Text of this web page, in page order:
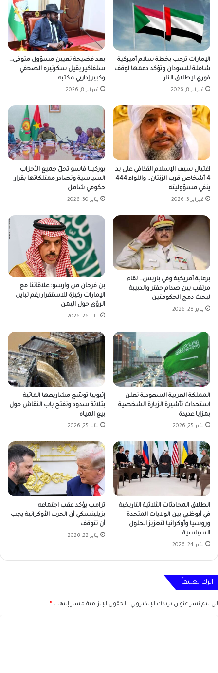
الإمارات ترحب بخطة سلام أميركية
شاملة للسودان وتؤكد دعمها لوقف
فوري لإطلاق النار
فبراير 8, 2026
بعد فضيحة تعيين مسؤول متوفى…
سلفاكير يقيل سكرتيره الصحفي
وكبير إداريي مكتبه
فبراير 8, 2026
اغتيال سيف الإسلام القذافي على يد
4 أشخاص قرب الزنتان.. واللواء 444
ينفي مسؤوليته
فبراير 3, 2026
بوركينا فاسو تحلّ جميع الأحزاب
السياسية وتصادر ممتلكاتها بقرار
حكومي شامل
يناير 30, 2026
برعاية أمريكية وفي باريس… لقاء
مرتقب بين صدام حفتر والدبيبة
لبحث دمج الحكومتين
يناير 28, 2026
بن فرحان من وارسو: علاقاتنا مع
الإمارات ركيزة للاستقرار رغم تباين
الرؤى حول اليمن
يناير 26, 2026
المملكة العربية السعودية تعلن
استحداث تأشيرة الزيارة الشخصية
بمزايا عديدة
يناير 25, 2026
إثيوبيا توسّع مشاريعها المائية
بثلاثة سدود وتفتح باب النقاش حول
بيع المياه
يناير 25, 2026
انطلاق المحادثات الثلاثية التاريخية
في أبوظبي بين الولايات المتحدة
وروسيا وأوكرانيا لتعزيز الحلول
السياسية
يناير 24, 2026
ترامب يؤكد عقب اجتماعه
بزيلينسكي أن الحرب الأوكرانية يجب
أن تتوقف
يناير 22, 2026
اترك تعليقاً
لن يتم نشر عنوان بريدك الإلكتروني. الحقول الإلزامية مشار إليها بـ*